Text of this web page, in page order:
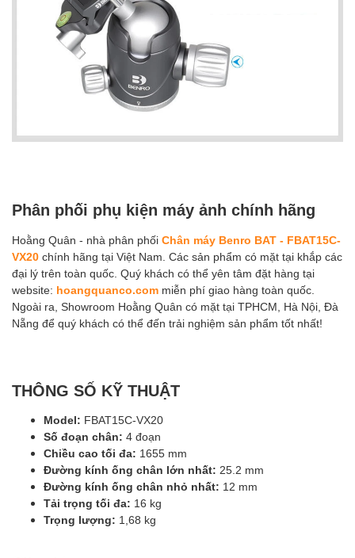
Phân phối phụ kiện máy ảnh chính hãng
Hoằng Quân - nhà phân phối Chân máy Benro BAT - FBAT15C-
VX20 chính hãng tại Việt Nam. Các sản phẩm có mặt tại khắp các
đại lý trên toàn quốc. Quý khách có thể yên tâm đặt hàng tại
website: hoangquanco.com miễn phí giao hàng toàn quốc.
Ngoài ra, Showroom Hoằng Quân có mặt tại TPHCM, Hà Nội, Đà
Nẵng để quý khách có thể đến trải nghiệm sản phẩm tốt nhất!
THÔNG SỐ KỸ THUẬT
Model: FBAT15C-VX20
Số đoạn chân: 4 đoạn
Chiều cao tối đa: 1655 mm
Đường kính ống chân lớn nhất: 25.2 mm
Đường kính ống chân nhỏ nhất: 12 mm
Tải trọng tối đa: 16 kg
Trọng lượng: 1,68 kg